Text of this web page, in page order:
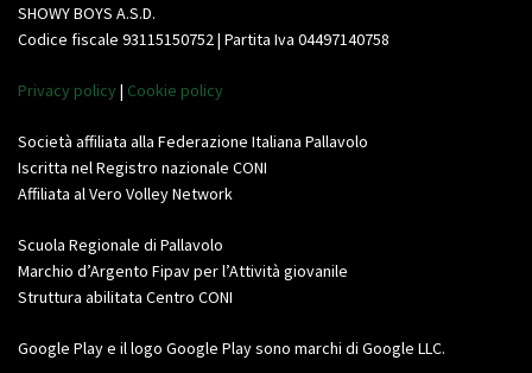
SHOWY BOYS A.S.D.
Codice fiscale 93115150752 | Partita Iva 04497140758
Privacy policy | Cookie policy
Società affiliata alla Federazione Italiana Pallavolo
Iscritta nel Registro nazionale CONI
Affiliata al Vero Volley Network
Scuola Regionale di Pallavolo
Marchio d’Argento Fipav per l’Attività giovanile
Struttura abilitata Centro CONI
Google Play e il logo Google Play sono marchi di Google LLC.